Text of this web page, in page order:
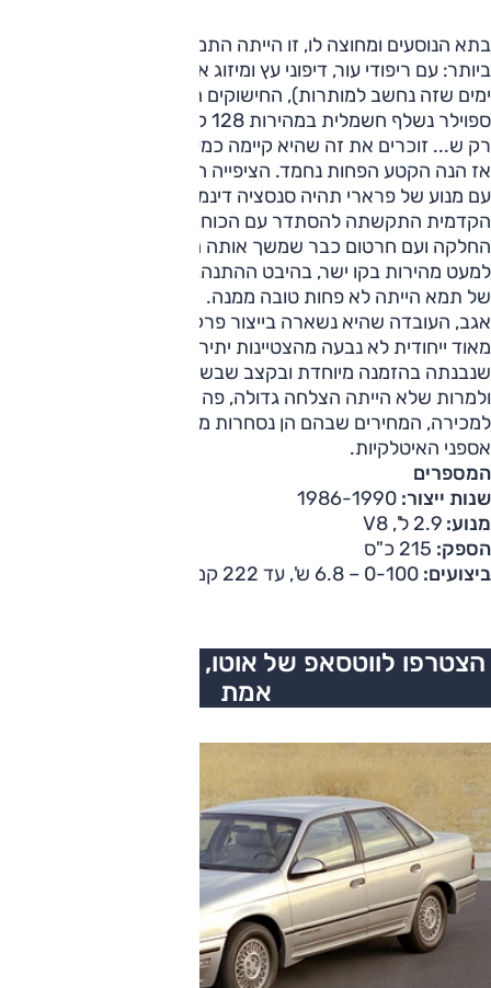
בתא הנוסעים ומחוצה לו, זו הייתה התמא המאובזרת והיוקרתית
ביותר: עם ריפודי עור, דיפוני עץ ומיזוג אוויר כסטנדרט (כן, היו
ימים שזה נחשב למותרות), החישוקים היו ייחודיים לה ואפילו
ספוילר נשלף חשמלית במהירות 128 קמ"ש.
אז הנה הקטע הפחות נחמד. הציפייה הייתה שמכונית של לנצ'יה
עם מנוע של פרארי תהיה סנסציה דינמית. היא לא. ההנעה
הקדמית התקשתה להסתדר עם הכוח, בלי דיפרנציאל מוגבל
החלקה ועם חרטום כבר שמשך אותה החוצה בפניות. למעשה,
למעט מהירות בקו ישר, בהיבט ההתנהגות, גרסת טורבו הרגילה
של תמא הייתה לא פחות טובה ממנה.
אגב, העובדה שהיא נשארה בייצור פרק זמן ארוך יחסית לגרסה
מאוד ייחודית לא נבעה מהצטיינות יתירה, אלא מהעובדה
שנבנתה בהזמנה מיוחדת ובקצב שבשיאו הגיע לשש יחידות ביום.
ולמרות שלא הייתה הצלחה גדולה, פה ושם כאשר יוצאת אחת
למכירה, המחירים שבהם הן נסחרות משקפים הערכה בקרב
אספני האיטלקיות.
המספרים
שנות ייצור: 1986-1990
מנוע:
הספק:
ביצועים:
הצטרפו לווטסאפ של אוטו, כל העדכונים בזמן
אמת